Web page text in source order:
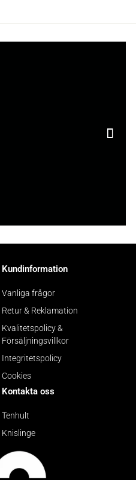
Kundinformation
Vanliga frågor
Retur & Reklamation
Kvalitetspolicy &
Försäljningsvillkor
Integritetspolicy
Cookies
Kontakta oss
Tenhult
Knislinge